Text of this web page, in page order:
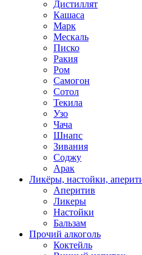
Дистиллят
Кашаса
Марк
Мескаль
Писко
Ракия
Ром
Самогон
Сотол
Текила
Узо
Чача
Шнапс
Зивания
Соджу
Арак
Ликёры, настойки,
Аперитив
Ликеры
Настойки
Бальзам
Прочий алкоголь
Коктейль